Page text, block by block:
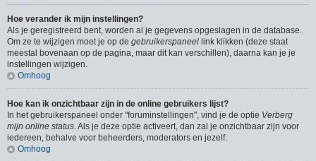
Hoe verander ik mijn instellingen?
Als je geregistreerd bent, worden al je gegevens opgeslagen in de database.
Om ze te wijzigen moet je op de gebruikerspaneel link klikken (deze staat
meestal bovenaan op de pagina, maar dit kan verschillen), daarna kan je je
instellingen wijzigen.
Omhoog
Hoe kan ik onzichtbaar zijn in de online gebruikers lijst?
In het gebruikerspaneel onder "foruminstellingen", vind je de optie Verberg
mijn online status. Als je deze optie activeert, dan zal je onzichtbaar zijn voor
iedereen, behalve voor beheerders, moderators en jezelf.
Omhoog